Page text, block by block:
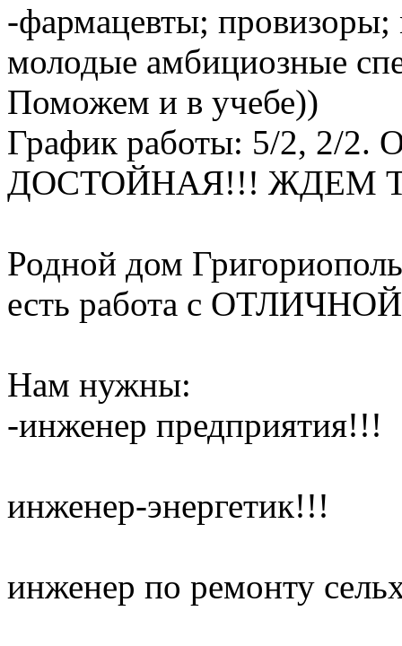
-фармацевты;
молодые амбициозные
Поможем и в учебе))
График работы: 5/2, 2/2.
ДОСТОЙНАЯ!!! ЖДЕМ
Родной дом
есть работа с
Нам нужны:
-инженер предприятия!!!
инженер-энергетик!!!
инженер по ремонту